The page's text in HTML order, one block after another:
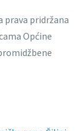
prava pridržana
Općine